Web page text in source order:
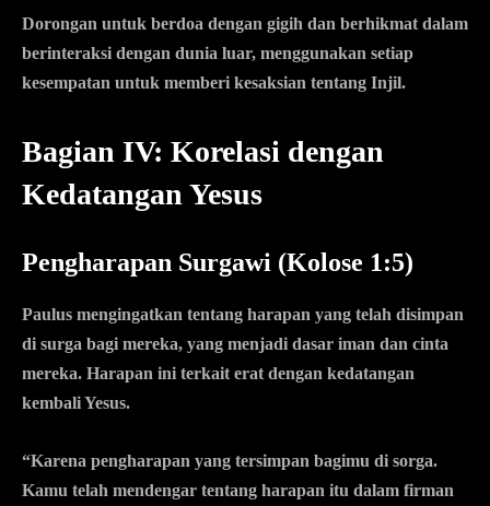
Dorongan untuk berdoa dengan gigih dan berhikmat dalam
berinteraksi dengan dunia luar, menggunakan setiap
kesempatan untuk memberi kesaksian tentang Injil.
Bagian IV: Korelasi dengan
Kedatangan Yesus
Pengharapan Surgawi (Kolose 1:5)
Paulus mengingatkan tentang harapan yang telah disimpan
di surga bagi mereka, yang menjadi dasar iman dan cinta
mereka. Harapan ini terkait erat dengan kedatangan
kembali Yesus.
“Karena pengharapan yang tersimpan bagimu di sorga.
Kamu telah mendengar tentang harapan itu dalam firman